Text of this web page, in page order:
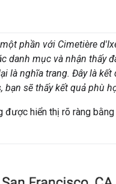
phần với Cimetière
danh mục và nhận thấy
là nghĩa trang. Đây là
sẽ thấy kết quả phù
hiển thị rõ ràng